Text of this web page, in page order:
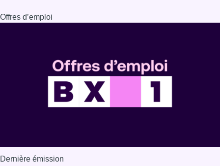
Offres d’emploi
Dernière émission